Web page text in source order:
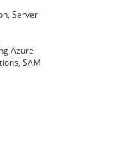
Server
Azure
SAM